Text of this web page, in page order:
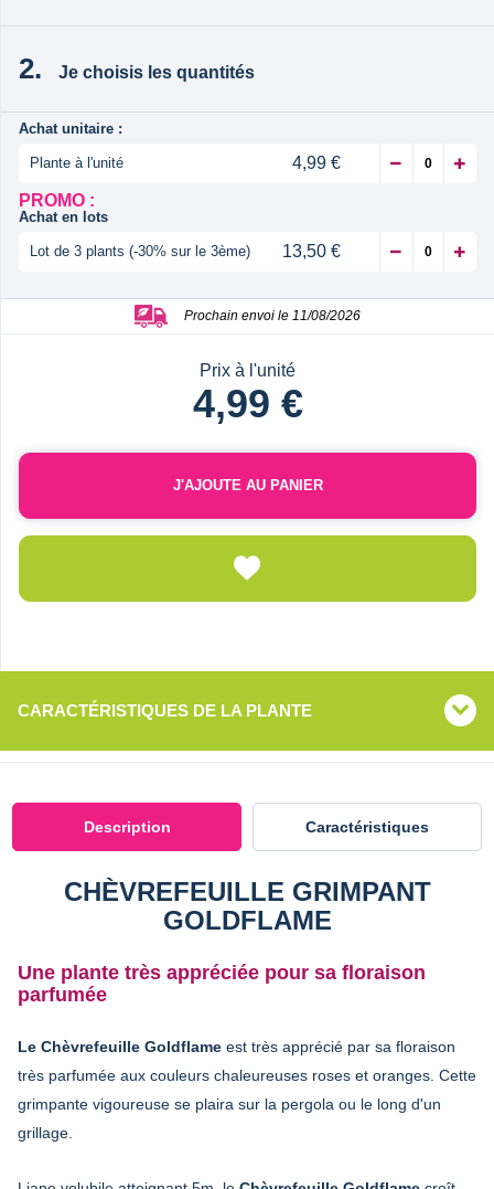
Je choisis les quantités
Achat unitaire :
Plante à l'unité
4,99 €
PROMO :
Achat en lots
Lot de 3 plants (-30% sur le 3ème) 13,50 €
Prochain envoi le 11/08/2026
Prix à l'unité
4,99 €
J'AJOUTE AU PANIER
CARACTÉRISTIQUES DE LA PLANTE
Description Caractéristiques
CHÈVREFEUILLE GRIMPANT
GOLDFLAME
Une plante très appréciée pour sa floraison
parfumée
Le Chèvrefeuille Goldflame est très apprécié par sa floraison
très parfumée aux couleurs chaleureuses roses et oranges. Cette
grimpante vigoureuse se plaira sur la pergola ou le long d'un
grillage.